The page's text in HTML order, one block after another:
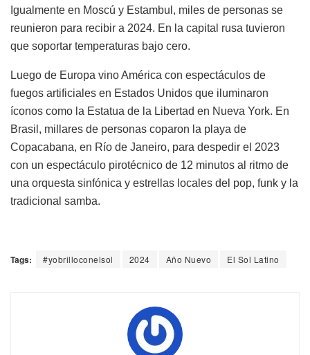
Igualmente en Moscú y Estambul, miles de personas se
reunieron para recibir a 2024. En la capital rusa tuvieron
que soportar temperaturas bajo cero.
Luego de Europa vino América con espectáculos de
fuegos artificiales en Estados Unidos que iluminaron
íconos como la Estatua de la Libertad en Nueva York. En
Brasil, millares de personas coparon la playa de
Copacabana, en Río de Janeiro, para despedir el 2023
con un espectáculo pirotécnico de 12 minutos al ritmo de
una orquesta sinfónica y estrellas locales del pop, funk y la
tradicional samba.
Tags: #yobrilloconelsol 2024 Año Nuevo El Sol Latino